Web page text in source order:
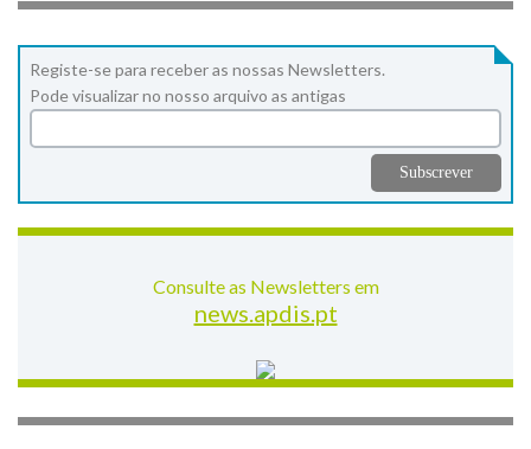
Registe-se para receber as nossas Newsletters.
Pode visualizar no nosso arquivo as antigas
Consulte as Newsletters em
news.apdis.pt